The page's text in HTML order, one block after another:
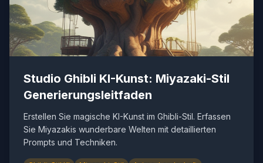
Studio Ghibli KI-Kunst: Miyazaki-Stil
Generierungsleitfaden
Erstellen Sie magische KI-Kunst im Ghibli-Stil. Erfassen
Sie Miyazakis wunderbare Welten mit detaillierten
Prompts und Techniken.